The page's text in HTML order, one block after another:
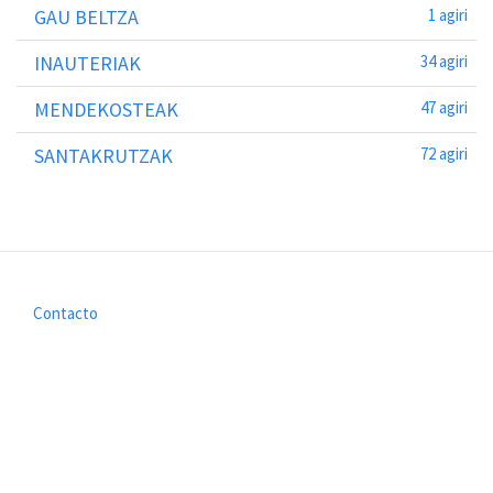
GAU BELTZA 1 agiri
INAUTERIAK 34 agiri
MENDEKOSTEAK 47 agiri
SANTAKRUTZAK 72 agiri
Footer
Contacto